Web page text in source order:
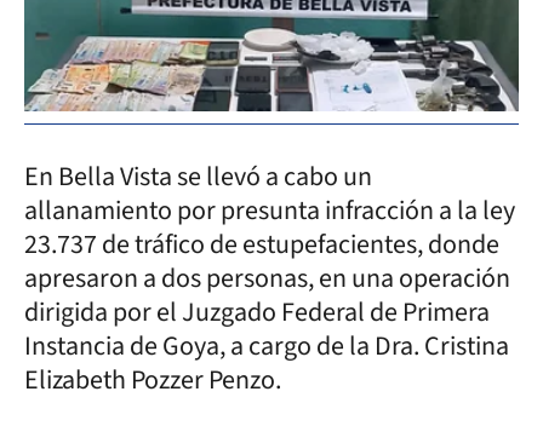
En Bella Vista se llevó a cabo un
allanamiento por presunta infracción a la ley
23.737 de tráfico de estupefacientes, donde
apresaron a dos personas, en una operación
dirigida por el Juzgado Federal de Primera
Instancia de Goya, a cargo de la Dra. Cristina
Elizabeth Pozzer Penzo.